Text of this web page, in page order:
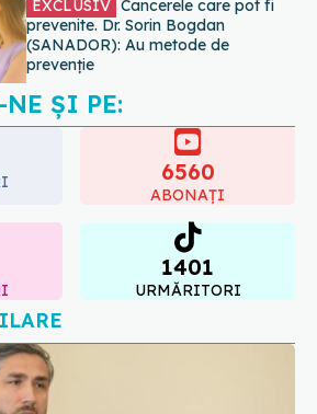
EXCLUSIV Cancerele care pot fi
prevenite. Dr. Sorin Bogdan
(SANADOR): Au metode de
prevenție
NE ȘI PE:
6560
ABONAȚI
1401
URMĂRITORI